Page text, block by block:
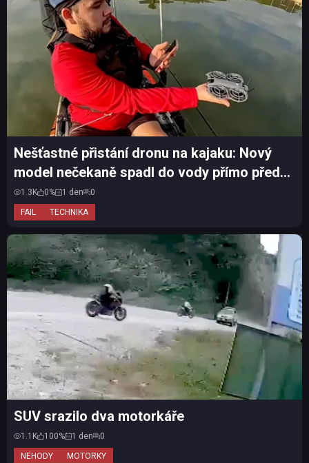
FAIL TECHNIKA
Nešťastné přistání dronu na kajaku: Nový
model nečekaně spadl do vody přímo před
očima majitele
1.3K 0% 1 den 0
NEHODY MOTORKY
SUV srazilo dva motorkáře
1.1K 100% 1 den 0